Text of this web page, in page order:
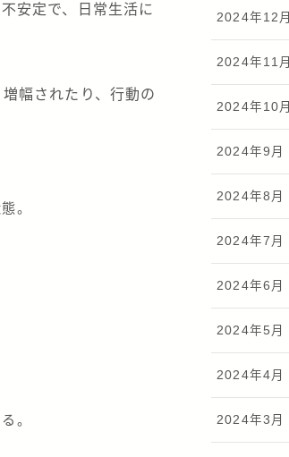
安定で、日常生活に
幅されたり、行動の
。
。
2024年12月
2024年11月
2024年10月
2024年9月
2024年8月
2024年7月
2024年6月
2024年5月
2024年4月
2024年3月